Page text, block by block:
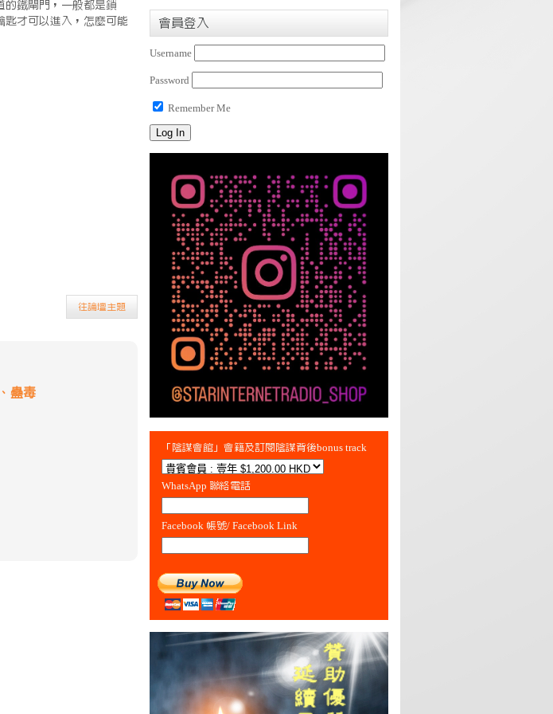
的鐵閘門，一般都是鎖
匙才可以進入，怎麼可能
往論壇主題
蠱毒
會員登入
Username
Password
Remember Me
「陰謀會館」會籍及訂閱陰謀背後bonus track
WhatsApp 聯絡電話
Facebook 帳號/ Facebook Link